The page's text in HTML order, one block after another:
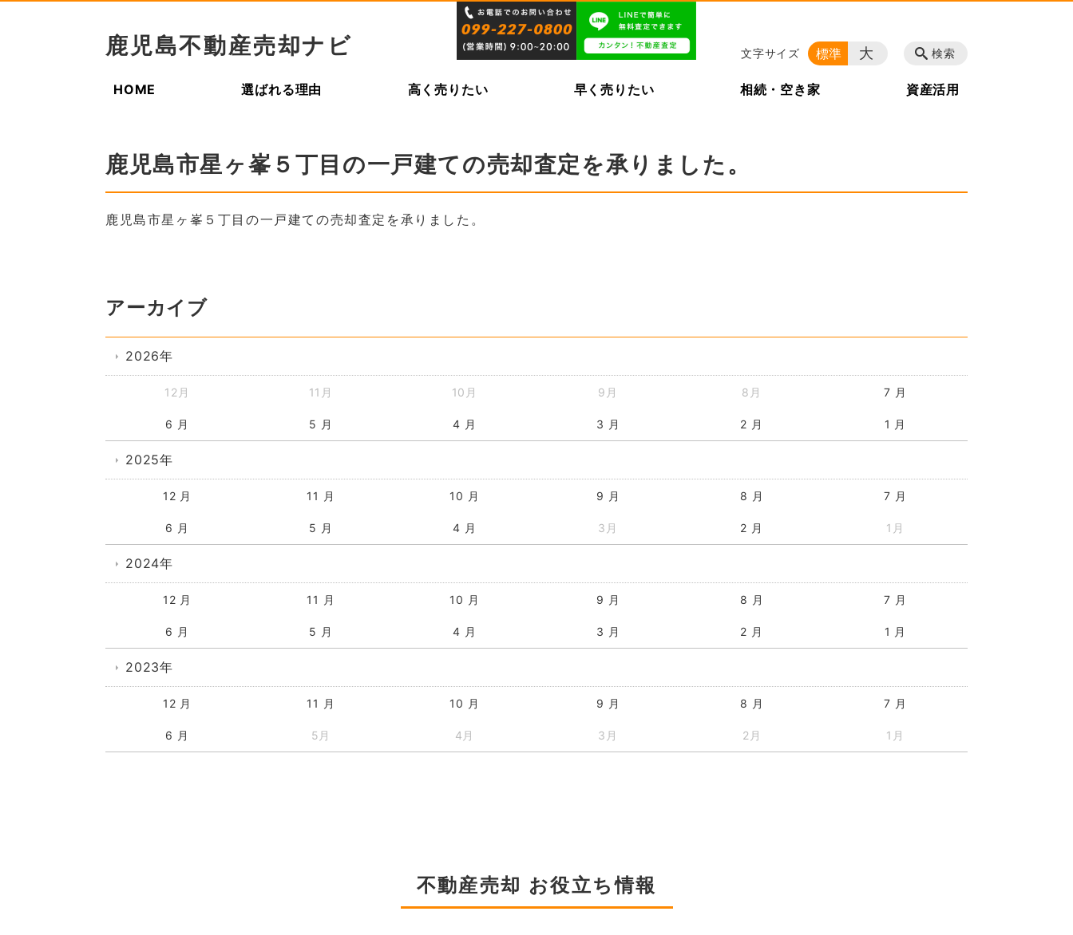
鹿児島不動産売却ナビ
HOME 選ばれる理由 高く売りたい 早く売りたい 相続・空き家 資産活用
検索
文字サイズ 標準 大
鹿児島市星ヶ峯５丁目の一戸建ての売却査定を承りました。
鹿児島市星ヶ峯５丁目の一戸建ての売却査定を承りました。
アーカイブ
2026年
12月 11月 10月 9月 8月 7 月
6 月 5 月 4 月 3 月 2 月 1 月
2025年
12 月 11 月 10 月 9 月 8 月 7 月
6 月 5 月 4 月 3月 2 月 1月
2024年
12 月 11 月 10 月 9 月 8 月 7 月
6 月 5 月 4 月 3 月 2 月 1 月
2023年
12 月 11 月 10 月 9 月 8 月 7 月
6 月 5月 4月 3月 2月 1月
不動産売却 お役立ち情報